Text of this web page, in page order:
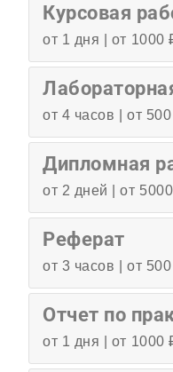
Курсовая
от 1 дня | от 1000
от 4 часов | от
Дипломная
от 2 дней | от
Реферат
от 3 часов | от
Отчет по
от 1 дня | от 1000